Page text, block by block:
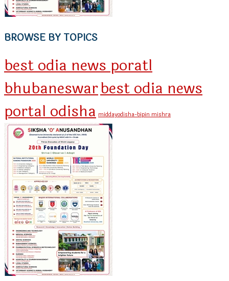
BROWSE BY TOPICS
best odia news poratl
bhubaneswarbest odia news
portal odisha middayodisha-bipin mishra